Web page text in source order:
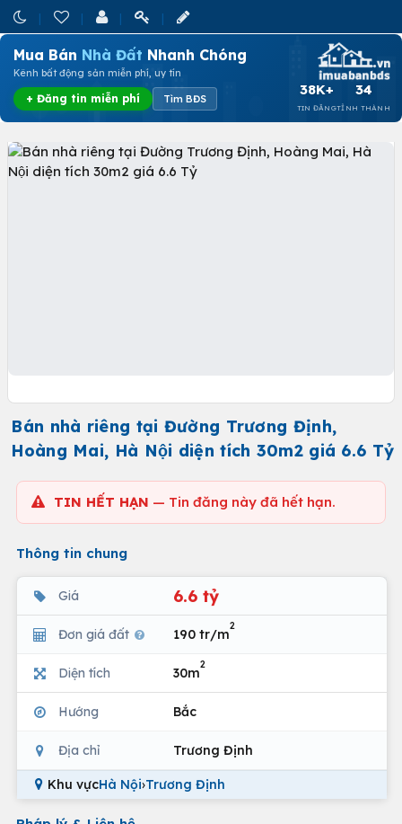
Mua Bán Nhà Đất Nhanh Chóng
Kênh bất động sản miễn phí, uy tín
+ Đăng tin miễn phí Tìm BĐS
38K+
TIN ĐĂNG
34
TỈNH THÀNH
Bán nhà riêng tại Đường Trương Định,
Hoàng Mai, Hà Nội diện tích 30m2 giá 6.6 Tỷ
TIN HẾT HẠN — Tin đăng này đã hết hạn.
Thông tin chung
Giá 6.6 tỷ
Đơn giá đất 190 tr/m
2
Diện tích 30m
2
Hướng Bắc
Địa chỉ Trương Định
Khu vựcHà Nội›Trương Định